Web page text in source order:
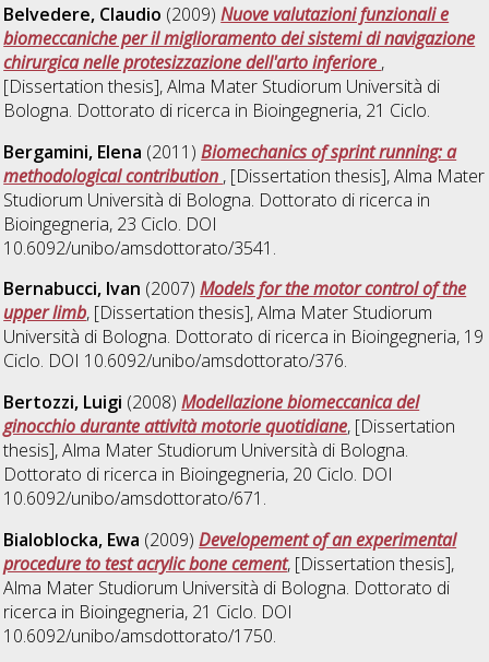
Belvedere, Claudio (2009)Nuove valutazioni funzionali e
biomeccaniche per il miglioramento dei sistemi di navigazione
chirurgica nelle protesizzazione dell'arto inferiore ,
[Dissertation thesis], Alma Mater Studiorum Università di
Bologna. Dottorato di ricerca in Bioingegneria, 21 Ciclo.
Bergamini, Elena (2011)Biomechanics of sprint running: a
methodological contribution , [Dissertation thesis], Alma Mater
Studiorum Università di Bologna. Dottorato di ricerca in
Bioingegneria, 23 Ciclo. DOI
10.6092/unibo/amsdottorato/3541.
Bernabucci, Ivan (2007)Models for the motor control of the
upper limb, [Dissertation thesis], Alma Mater Studiorum
Università di Bologna. Dottorato di ricerca in Bioingegneria, 19
Ciclo. DOI 10.6092/unibo/amsdottorato/376.
Bertozzi, Luigi (2008)Modellazione biomeccanica del
ginocchio durante attività motorie quotidiane, [Dissertation
thesis], Alma Mater Studiorum Università di Bologna.
Dottorato di ricerca in Bioingegneria, 20 Ciclo. DOI
10.6092/unibo/amsdottorato/671.
Bialoblocka, Ewa (2009)Developement of an experimental
procedure to test acrylic bone cement, [Dissertation thesis],
Alma Mater Studiorum Università di Bologna. Dottorato di
ricerca in Bioingegneria, 21 Ciclo. DOI
10.6092/unibo/amsdottorato/1750.